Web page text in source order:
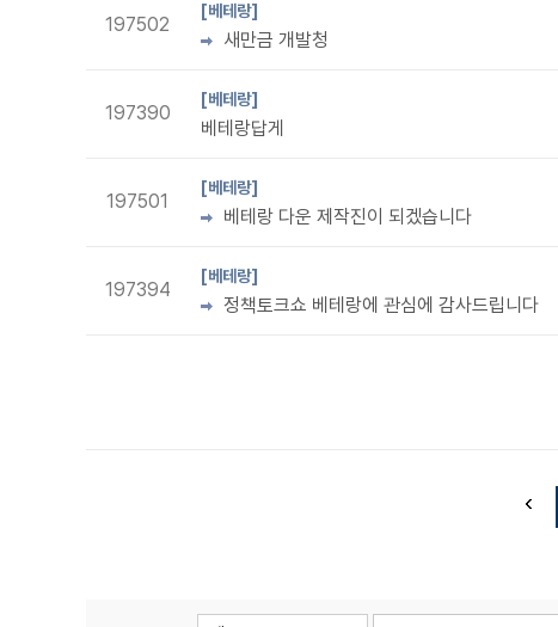
197502
[베테랑]
새만금 개발청
197390
[베테랑]
베테랑답게
197501
[베테랑]
베테랑 다운 제작진이 되겠습니다
197394
[베테랑]
정책토크쇼 베테랑에 관심에 감사드립니다